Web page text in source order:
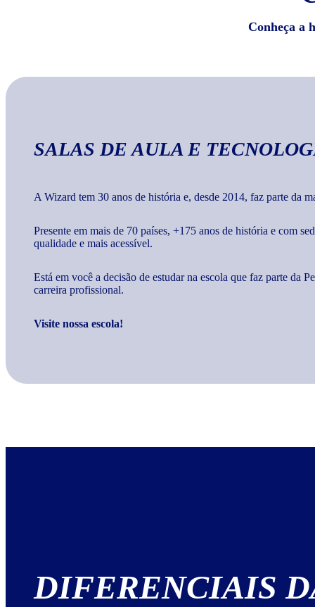
Conheça a
SALAS DE AULA E
A Wizard tem 30 anos de história e, desde 2014, faz parte da
Presente em mais de 70 países, +175 anos de história e com
qualidade e mais acessível.
Está em você a decisão de estudar na escola que faz parte da
carreira profissional.
Visite nossa escola!
DIFERENCIAIS